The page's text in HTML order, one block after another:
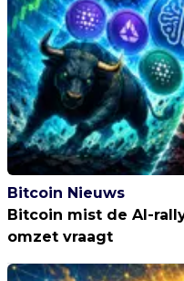
Bitcoin Nieuws
Bitcoin mist de AI-
omzet vraagt